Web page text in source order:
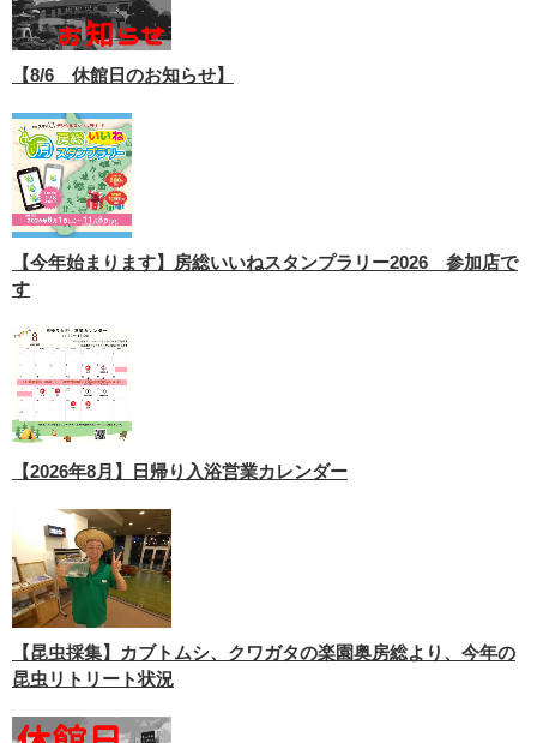
【8/6 休館日のお知らせ】
【今年始まります】房総いいねスタンプラリー2026 参加店で
す
【2026年8月】日帰り入浴営業カレンダー
【昆虫採集】カブトムシ、クワガタの楽園奥房総より、今年の
昆虫リトリート状況